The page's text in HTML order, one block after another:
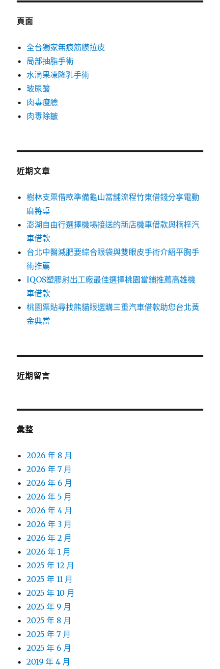
頁面
全台獨家無痕筋膜拉皮
局部抽脂手術
水滴果凍隆乳手術
玻尿酸
肉毒瘦臉
肉毒除皺
近期文章
樹林支票借款準備龜山當舖流程竹東借錢分享電動
麻將桌
澎湖自由行選擇機場接送的新店機車借款與楠梓汽
車借款
台北中醫減肥要綜合眼袋與雙眼皮手術介紹平胸手
術推薦
IQOS塑膠射出工廠最佳選擇桃園當鋪推薦高雄機
車借款
桃園票貼尋找熊貓眼選購三重汽車借款助您台北黃
金典當
近期留言
彙整
2026 年 8 月
2026 年 7 月
2026 年 6 月
2026 年 5 月
2026 年 4 月
2026 年 3 月
2026 年 2 月
2026 年 1 月
2025 年 12 月
2025 年 11 月
2025 年 10 月
2025 年 9 月
2025 年 8 月
2025 年 7 月
2025 年 6 月
2019 年 4 月